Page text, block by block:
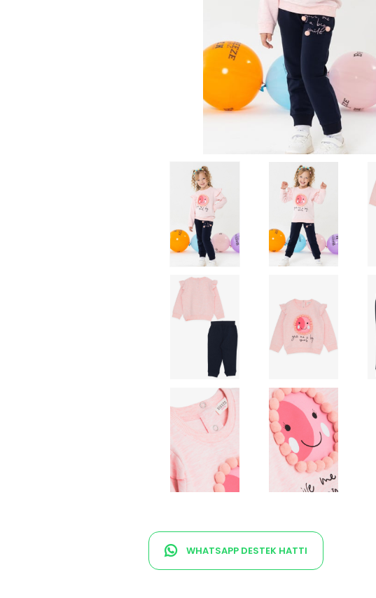
WHATSAPP DESTEK HATTI